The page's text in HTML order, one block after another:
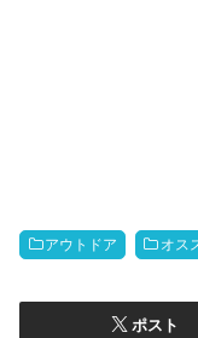
アウトドア オス
ポスト